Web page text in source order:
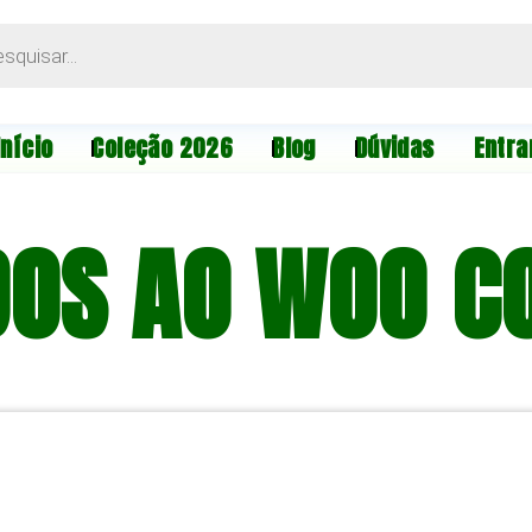
Coleção 2026 Blog Dúvidas
AO WOO